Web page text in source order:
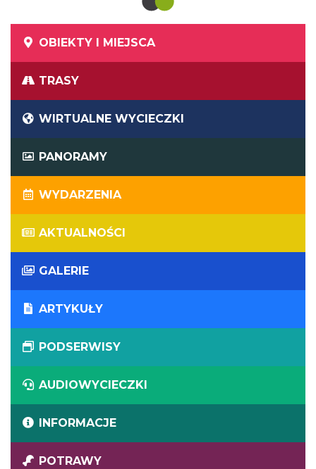
OBIEKTY I MIEJSCA
TRASY
WIRTUALNE WYCIECZKI
PANORAMY
WYDARZENIA
AKTUALNOŚCI
GALERIE
ARTYKUŁY
PODSERWISY
AUDIOWYCIECZKI
INFORMACJE
POTRAWY